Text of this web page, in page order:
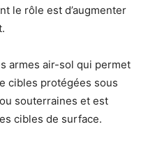
le rôle est d’augmenter
armes air-sol qui permet
cibles protégées sous
souterraines et est
cibles de surface.